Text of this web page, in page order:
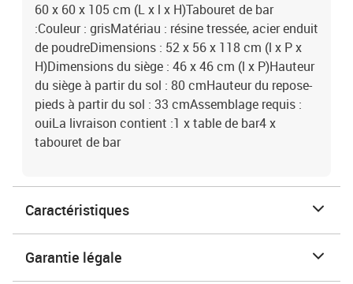
60 x 60 x 105 cm (L x l x H)Tabouret de bar
:Couleur : grisMatériau : résine tressée, acier enduit
de poudreDimensions : 52 x 56 x 118 cm (l x P x
H)Dimensions du siège : 46 x 46 cm (l x P)Hauteur
du siège à partir du sol : 80 cmHauteur du repose-
pieds à partir du sol : 33 cmAssemblage requis :
ouiLa livraison contient :1 x table de bar4 x
tabouret de bar
Caractéristiques
Garantie légale